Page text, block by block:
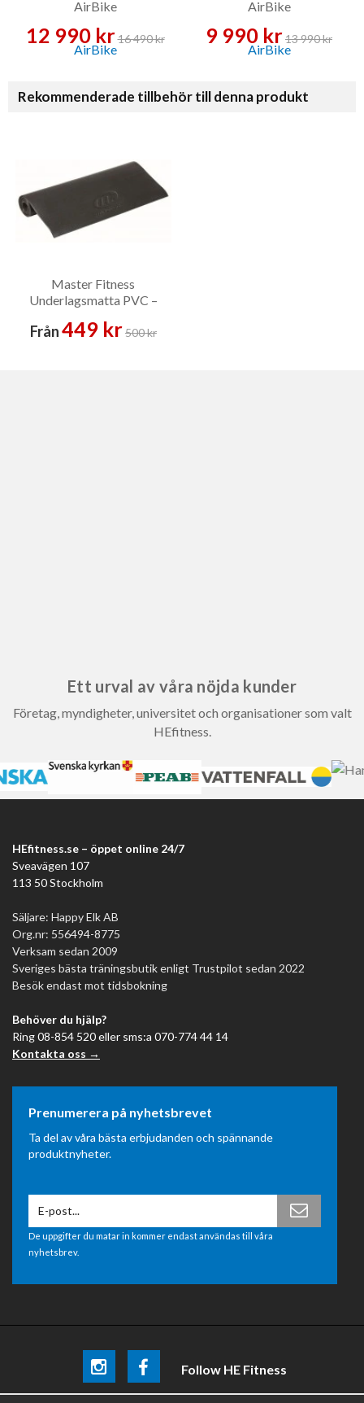
AirBike
12 990 kr16 490 kr
AirBike
9 990 kr13 990 kr
Rekommenderade tillbehör till denna produkt
Master Fitness
Underlagsmatta PVC –
Från449 kr500 kr
Ett urval av våra nöjda kunder
Företag, myndigheter, universitet och organisationer som valt
HEfitness.
HEfitness.se – öppet online 24/7
Sveavägen 107
113 50 Stockholm
Säljare: Happy Elk AB
Org.nr: 556494-8775
Verksam sedan 2009
Sveriges bästa träningsbutik enligt Trustpilot sedan 2022
Besök endast mot tidsbokning
Behöver du hjälp?
Ring 08-854 520 eller sms:a 070-774 44 14
Kontakta oss →
Prenumerera på nyhetsbrevet
Ta del av våra bästa erbjudanden och spännande
produktnyheter.
De uppgifter du matar in kommer endast användas till våra
nyhetsbrev.
Follow HE Fitness
Be the firstto know aboutpromotions, news and training